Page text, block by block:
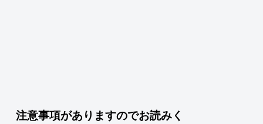
注意事項がありますのでお読みく